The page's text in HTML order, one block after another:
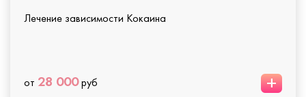
Лечение зависимости Кокаина
от 28 000руб +